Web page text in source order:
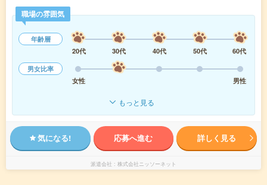
職場の雰囲気
年齢層
20代
30代 40代 50代
60代
男女比率
女性
男性
もっと見る
気になる! 応募へ進む 詳しく見る
派遣会社 株式会社ニッソーネット